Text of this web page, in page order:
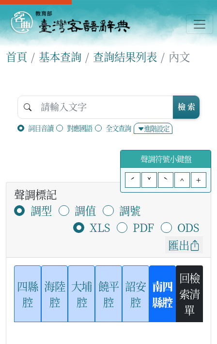
首頁 基本查詢 查詢結果列表 內文
詞目音讀 對應國語 全文查詢 進階設定
檢 索
聲調符號小鍵盤
ˊ
ˇ ˋ ^ +
聲調標記
調型
調值
調號
XLS
PDF
ODS
匯出
四縣
腔
海陸
腔
大埔
腔
饒平
腔
詔安
腔
南四
縣腔
回檢
索清
單